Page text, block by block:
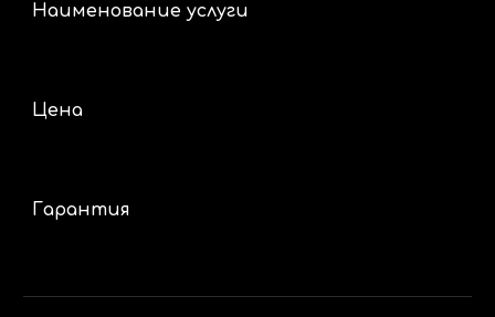
Наименование услуги
Цена
Гарантия